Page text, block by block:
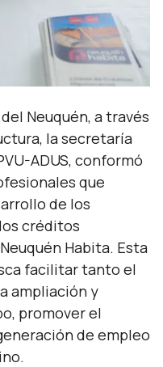
Neuquén, a través
la secretaría
ADUS, conformó
que
de los
créditos
Habita. Esta
facilitar tanto el
ampliación y
promover el
de empleo